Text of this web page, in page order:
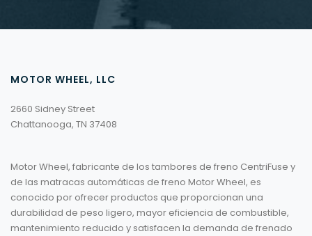
MOTOR WHEEL, LLC
2660 Sidney Street
Chattanooga, TN 37408
Motor Wheel, fabricante de los tambores de freno CentriFuse y
de las matracas automáticas de freno Motor Wheel, es
conocido por ofrecer productos que proporcionan una
durabilidad de peso ligero, mayor eficiencia de combustible,
mantenimiento reducido y satisfacen la demanda de frenado